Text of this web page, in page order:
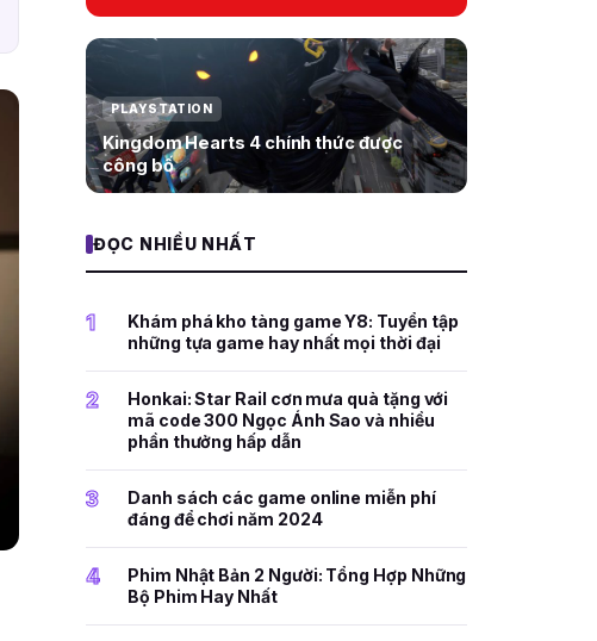
PLAYSTATION
Kingdom Hearts 4 chính thức được
công bố
ĐỌC NHIỀU NHẤT
1
Khám phá kho tàng game Y8: Tuyển tập
những tựa game hay nhất mọi thời đại
2
Honkai: Star Rail cơn mưa quà tặng với
mã code 300 Ngọc Ánh Sao và nhiều
phần thưởng hấp dẫn
3
Danh sách các game online miễn phí
đáng để chơi năm 2024
4
Phim Nhật Bản 2 Người: Tổng Hợp Những
Bộ Phim Hay Nhất